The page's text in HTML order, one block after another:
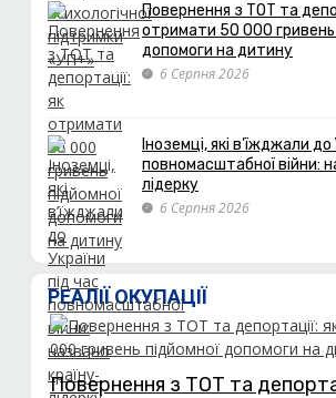
Повернення з ТОТ та
отримати 50 000 гривень
допомоги на дитину
6 Серпня 2026
Іноземці, які в’їжджали
повномасштабної війни:
лідерку
6 Серпня 2026
РЕАЛІЇ ОКУПАЦІЇ
Повернення з ТОТ та